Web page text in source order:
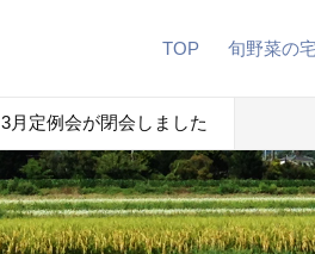
TOP 旬野菜の
3月定例会が閉会しました